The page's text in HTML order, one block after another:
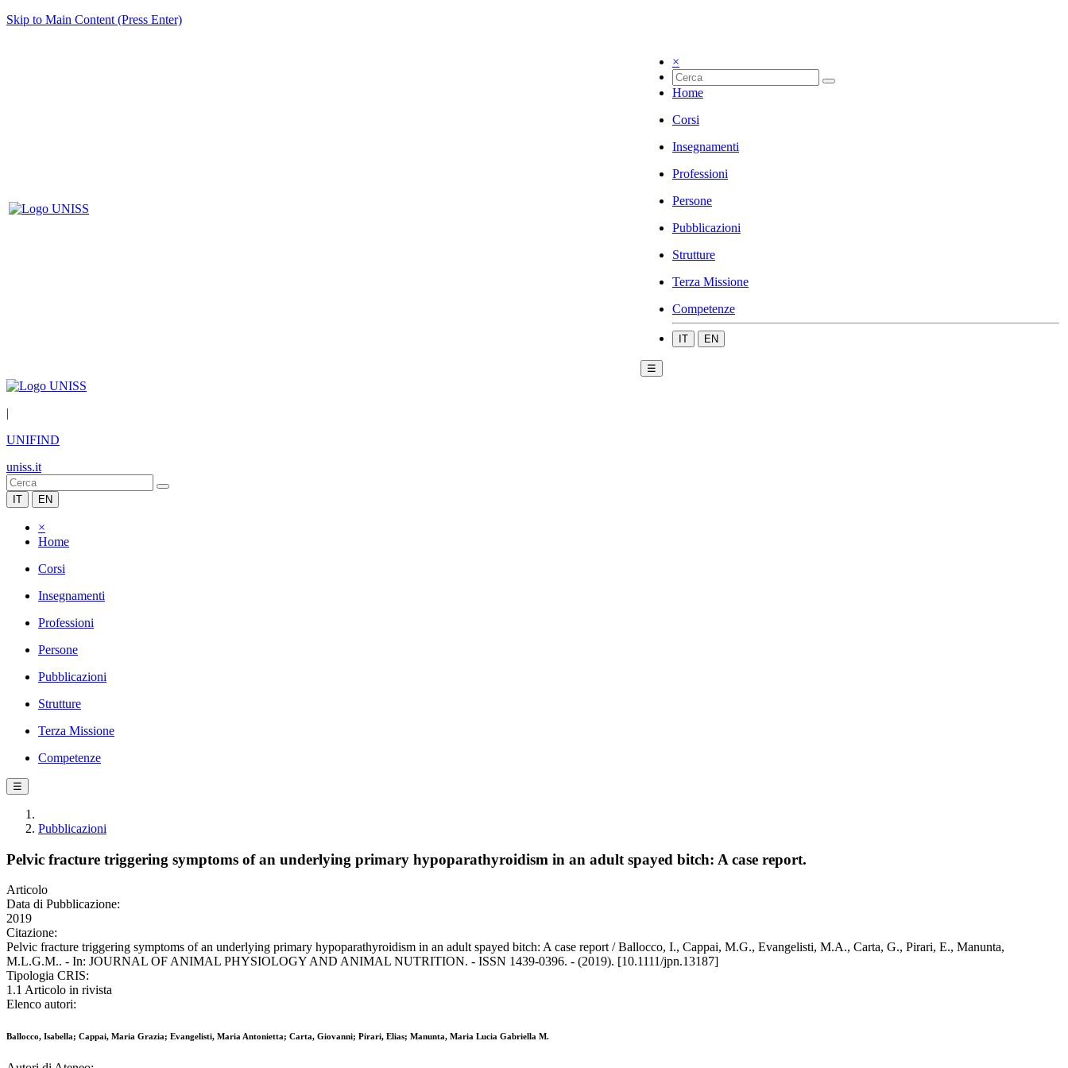
Skip to Main Content (Press Enter)
×
Home
Corsi
Insegnamenti
Professioni
Persone
Pubblicazioni
Strutture
Terza Missione
Competenze
IT EN
☰
|
UNIFIND
uniss.it
IT EN
×
Home
Corsi
Insegnamenti
Professioni
Persone
Pubblicazioni
Strutture
Terza Missione
Competenze
☰
Pubblicazioni
Pelvic fracture triggering symptoms of an underlying primary hypoparathyroidism in an adult spayed bitch: A case report.
Articolo
Data di Pubblicazione:
2019
Citazione:
Pelvic fracture triggering symptoms of an underlying primary hypoparathyroidism in an adult spayed bitch: A case report / Ballocco, I., Cappai, M.G., Evangelisti, M.A., Carta, G., Pirari, E., Manunta,
M.L.G.M.. - In: JOURNAL OF ANIMAL PHYSIOLOGY AND ANIMAL NUTRITION. - ISSN 1439-0396. - (2019). [10.1111/jpn.13187]
Tipologia CRIS:
1.1 Articolo in rivista
Elenco autori:
Ballocco, Isabella; Cappai, Maria Grazia; Evangelisti, Maria Antonietta; Carta, Giovanni; Pirari, Elias; Manunta, Maria Lucia Gabriella M.